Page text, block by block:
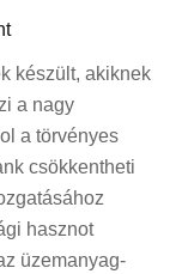
készült, akiknek
a nagy
a törvényes
csökkentheti
hasznot
üzemanyag-